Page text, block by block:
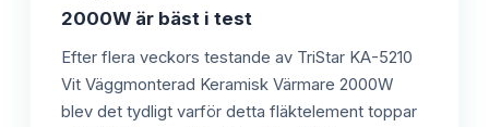
2000W är bäst i test
Efter flera veckors testande av TriStar KA-5210
Vit Väggmonterad Keramisk Värmare 2000W
blev det tydligt varför detta fläktelement toppar